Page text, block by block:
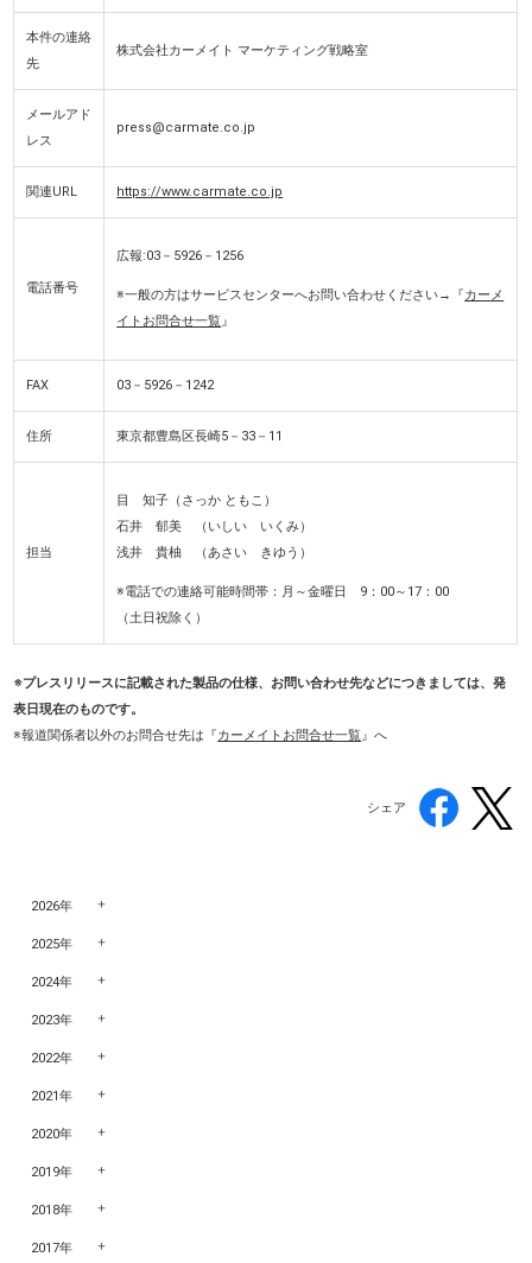
本件の連絡
先
株式会社カーメイト マーケティング戦略室
メールアド
レス
press@carmate.co.jp
関連URL https://www.carmate.co.jp
電話番号
広報:03－5926－1256
※一般の方はサービスセンターへお問い合わせください→『カーメ
イトお問合せ一覧』
FAX 03－5926－1242
住所 東京都豊島区長崎5－33－11
担当
目 知子（さっか ともこ）
石井 郁美 （いしい いくみ）
浅井 貴柚 （あさい きゆう）
※電話での連絡可能時間帯：月～金曜日 9：00～17：00
（土日祝除く）
※プレスリリースに記載された製品の仕様、お問い合わせ先などにつきましては、発
表日現在のものです。
※報道関係者以外のお問合せ先は『カーメイトお問合せ一覧』へ
シェア
2026年
2025年
2024年
2023年
2022年
2021年
2020年
2019年
2018年
2017年